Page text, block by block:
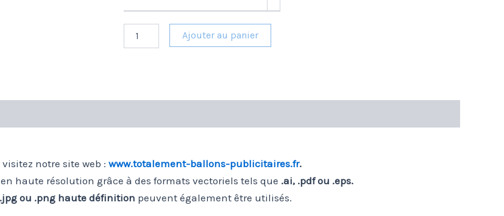
faces
/
Ajouter au panier
notre site web : www.totalement-ballons-publicitaires.fr.
haute résolution grâce à des formats vectoriels tels que .ai, .pdf ou .eps.
ou .png haute définition peuvent également être utilisés.